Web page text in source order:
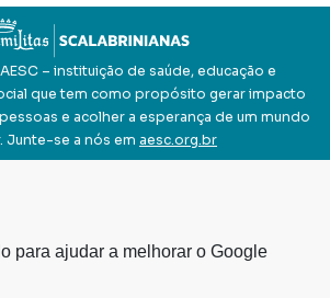
– instituição de saúde, educação e
que tem como propósito gerar impacto
e acolher a esperança de um mundo
Junte-se a nós em aesc.org.br
para ajudar a melhorar o Google